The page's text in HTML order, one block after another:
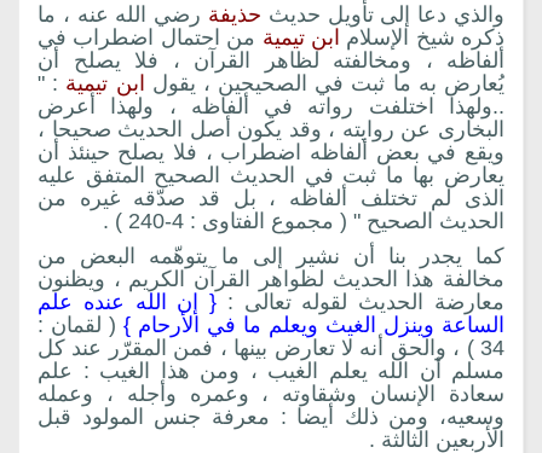
والذي دعا إلى تأويل حديث حذيفة رضي الله عنه ، ما
ذكره شيخ الإسلام ابن تيمية من احتمال اضطراب في
ألفاظه ، ومخالفته لظاهر القرآن ، فلا يصلح أن
يُعارض به ما ثبت في الصحيحين ، يقول ابن تيمية : "
..ولهذا اختلفت رواته في ألفاظه ، ولهذا أعرض
البخارى عن روايته ، وقد يكون أصل الحديث صحيحا ،
ويقع في بعض ألفاظه اضطراب ، فلا يصلح حينئذ أن
يعارض بها ما ثبت في الحديث الصحيح المتفق عليه
الذى لم تختلف ألفاظه ، بل قد صدّقه غيره من
الحديث الصحيح " ( مجموع الفتاوى : 4-240 ) .
كما يجدر بنا أن نشير إلى ما يتوهّمه البعض من
مخالفة هذا الحديث لظواهر القرآن الكريم ، ويظنون
معارضة الحديث لقوله تعالى : { إن الله عنده علم
الساعة وينزل الغيث ويعلم ما في الأرحام } ( لقمان :
34 ) ، والحق أنه لا تعارض بينها ، فمن المقرّر عند كل
مسلم أن الله يعلم الغيب ، ومن هذا الغيب : علم
سعادة الإنسان وشقاوته ، وعمره وأجله ، وعمله
وسعيه، ومن ذلك أيضا : معرفة جنس المولود قبل
الأربعين الثالثة .